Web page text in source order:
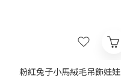
粉紅兔子小馬絨毛吊飾娃娃